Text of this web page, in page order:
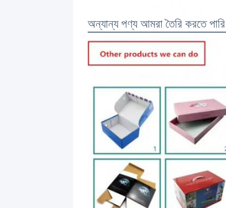
অন্যান্য পণ্য আমরা তৈরি করতে পারি